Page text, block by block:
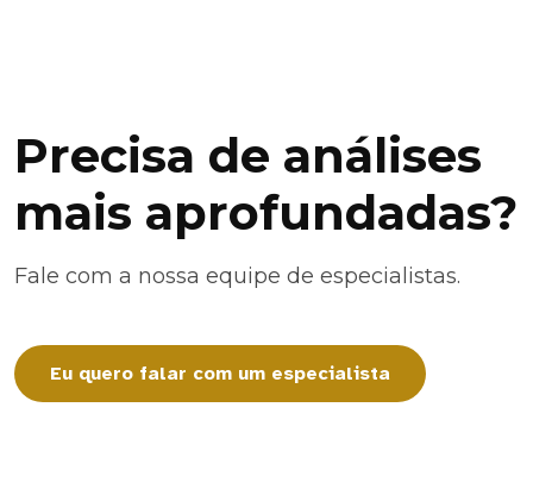
Precisa de análises
mais aprofundadas?
Fale com a nossa equipe de especialistas.
Eu quero falar com um especialista